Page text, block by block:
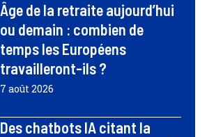
Âge de la retraite aujourd’hui
ou demain : combien de
temps les Européens
travailleront-ils ?
7 août 2026
Des chatbots IA citant la